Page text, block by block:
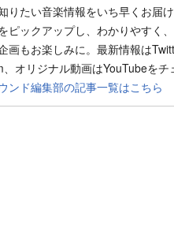
りたい音楽情報をいち早くお届
ピックアップし、わかりやすく
画もお楽しみに。最新情報は
オリジナル動画はYouTubeをチ
ンド編集部の記事一覧はこちら